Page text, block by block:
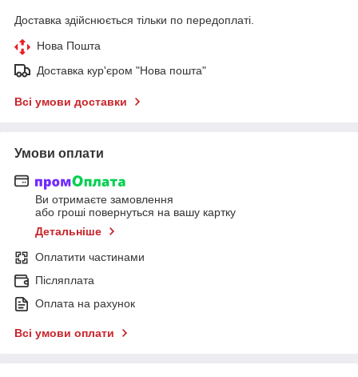
Доставка здійснюється тільки по передоплаті.
Нова Пошта
Доставка кур'єром "Нова пошта"
Всі умови доставки
Умови оплати
Ви отримаєте замовлення
або гроші повернуться на вашу картку
Детальніше
Оплатити частинами
Післяплата
Оплата на рахунок
Всі умови оплати